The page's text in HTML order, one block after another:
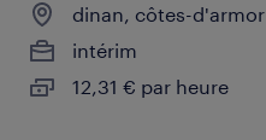
dinan, côtes-d'armor
intérim
12,31 € par heure